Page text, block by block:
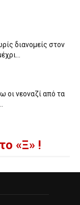
διανομείς στον
οι νεοναζί από τα
«Ξ» !